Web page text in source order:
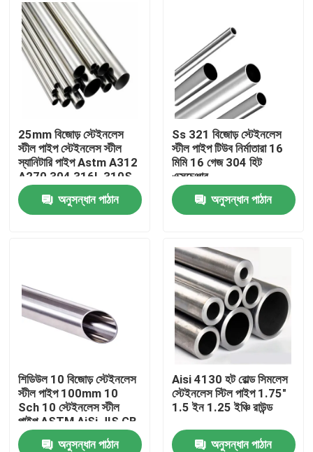
আমাদের সম্পর্কে
পণ্য
স্টেইনলেস স্টীল বৃত্তাকার টিউব
25mm বিজোড় স্টেইনলেস
স্টীল পাইপ স্টেইনলেস স্টীল
স্যানিটারি পাইপ Astm A312
A270 304 316L 310S
অনুসন্ধান পাঠান
Ss 321 বিজোড় স্টেইনলেস
স্টীল পাইপ টিউব নির্মাতারা 16
মিমি 16 গেজ 304 হিট
এক্সচেঞ্জার
অনুসন্ধান পাঠান
শিডিউল 10 বিজোড় স্টেইনলেস
স্টীল পাইপ 100mm 10
Sch 10 স্টেইনলেস স্টীল
পাইপ ASTM AiSi JIS GB
অনুসন্ধান পাঠান
Aisi 4130 হট রোল্ড সিমলেস
স্টেইনলেস স্টিল পাইপ 1.75"
1.5 ইন 1.25 ইঞ্চি রাউন্ড
অনুসন্ধান পাঠান